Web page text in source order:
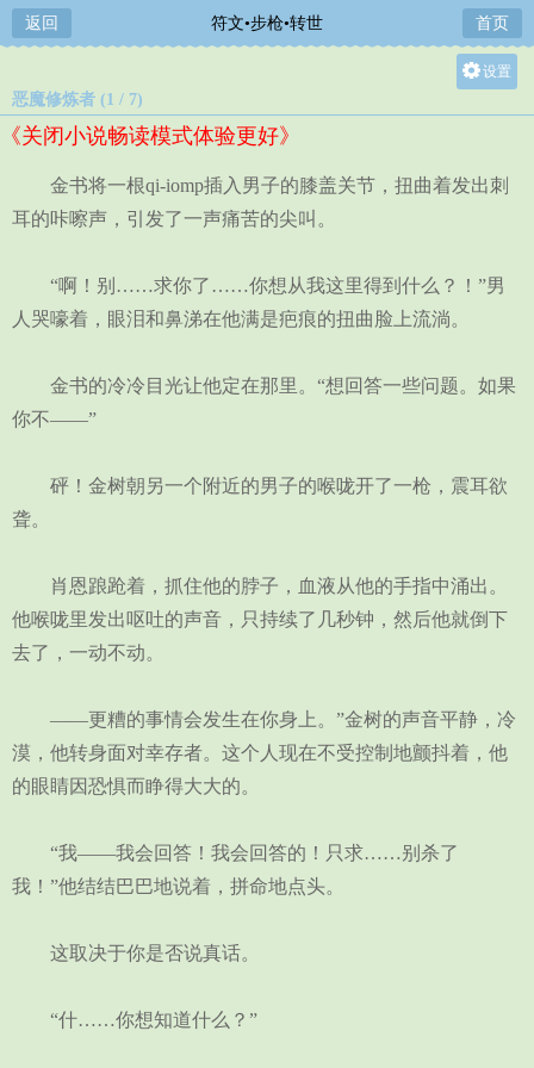
返回 符文•步枪•转世 首页
设置
中
恶魔修炼者 (1 / 7)
《关闭小说畅读模式体验更好》
金书将一根qi-iomp插入男子的膝盖关节，扭曲着发出刺
耳的咔嚓声，引发了一声痛苦的尖叫。
“啊！别……求你了……你想从我这里得到什么？！”男
人哭嚎着，眼泪和鼻涕在他满是疤痕的扭曲脸上流淌。
金书的冷冷目光让他定在那里。“想回答一些问题。如果
你不——”
砰！金树朝另一个附近的男子的喉咙开了一枪，震耳欲
聋。
肖恩踉跄着，抓住他的脖子，血液从他的手指中涌出。
他喉咙里发出呕吐的声音，只持续了几秒钟，然后他就倒下
去了，一动不动。
——更糟的事情会发生在你身上。”金树的声音平静，冷
漠，他转身面对幸存者。这个人现在不受控制地颤抖着，他
的眼睛因恐惧而睁得大大的。
“我——我会回答！我会回答的！只求……别杀了
我！”他结结巴巴地说着，拼命地点头。
这取决于你是否说真话。
“什……你想知道什么？”